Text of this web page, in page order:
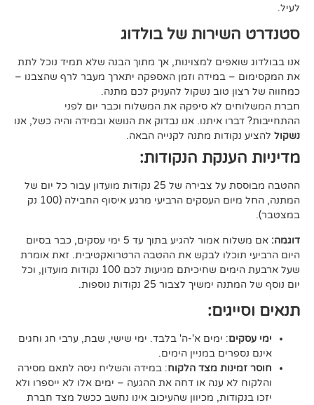
של בולדוג
למצוינות, אך מתוך הבנה שלא תמיד נוכל לתת
במידה וזמן האספקה יתארך מעבר לרף שהצבנו –
טוב נשקול להעניק לכם מתנה.
לא סיפקה את המשלוח וכבר יום לפני
איתנו. אנו נבדוק את הנושא ובמידה והיה כשל, אנו
מתנה לקנייה הבאה.
הנקודות:
ההטבה מבוססת על צבירה של 25 נקודות מועדון עבור כל יום של
המתנה, החל מיום העסקים הרביעי מרגע איסוף החבילה (100 נק
אם משלוח אמור להגיע בתוך עד 5 ימי עסקים, כבר בסיום
לבקש את ההטבה הרטרואקטיבית. זאת אומרת
שעל ארבעת הימים שחיכיתם מגיעות לכם 100 נקודות מועדון, וכל
לצבור 25 נקודות נוספות.
: ימים א'-ה' בלבד. ימי שישי, שבת, ערבי חג וחגים
במניין הימים.
מצד הלקוח: במידה והשליח ניסה לתאם מסירה
ענה או דחה את ההגעה – ימים אלו לא ייספרו ולא
מכיוון שהעיכוב אינו נחשב ככשל מצד חברת